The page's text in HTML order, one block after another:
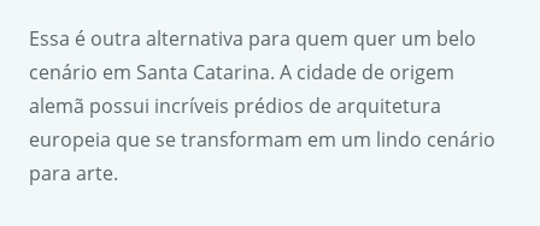
Essa é outra alternativa para quem quer um belo
cenário em Santa Catarina. A cidade de origem
alemã possui incríveis prédios de arquitetura
europeia que se transformam em um lindo cenário
para arte.